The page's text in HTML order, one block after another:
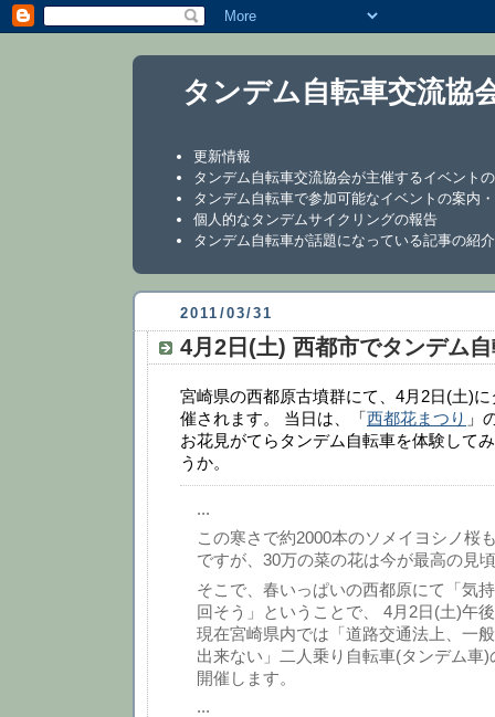
タンデム自転車交流協
更新情報
タンデム自転車交流協会が主催するイベント
タンデム自転車で参加可能なイベントの案内
個人的なタンデムサイクリングの報告
タンデム自転車が話題になっている記事の紹介
2011/03/31
4月2日(土) 西都市でタンデム
宮崎県の西都原古墳群にて、4月2日(土)
催されます。 当日は、「西都花まつり 」
お花見がてらタンデム自転車を体験して
うか。
...
この寒さで約2000本のソメイヨシノ桜
ですが、30万の菜の花は今が最高の見
そこで、春いっぱいの西都原にて「気
回そう」ということで、 4月2日(土)午
現在宮崎県内では「道路交通法上、一
出来ない」二人乗り自転車(タンデム車
開催します。
...